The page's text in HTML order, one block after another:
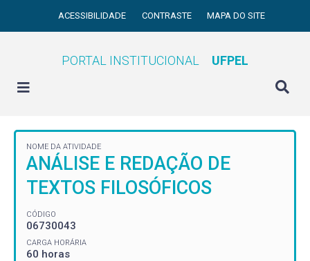
ACESSIBILIDADE CONTRASTE MAPA DO SITE
PORTAL INSTITUCIONAL UFPEL
NOME DA ATIVIDADE
ANÁLISE E REDAÇÃO DE
TEXTOS FILOSÓFICOS
CÓDIGO
06730043
CARGA HORÁRIA
60 horas